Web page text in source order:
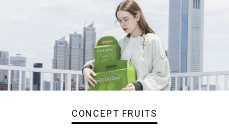
CONCEPT FRUITS